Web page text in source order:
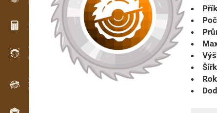
Pořezová schémata
Dřevařské kalkulačky
WoodProfi
Objem dřeva s AI
Záznamník
Evidence dřeva v terénu